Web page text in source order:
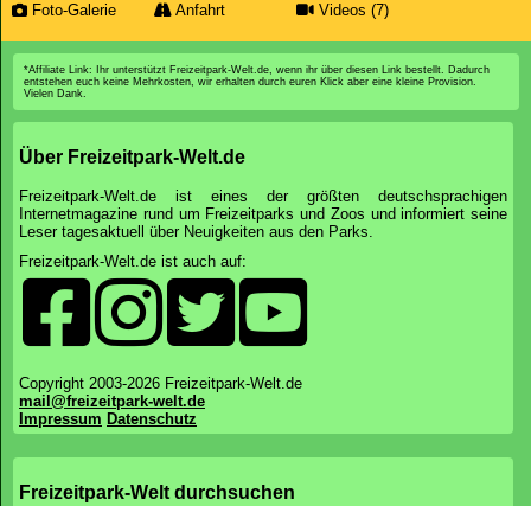
Foto-Galerie Anfahrt Videos (7)
*Affiliate Link: Ihr unterstützt Freizeitpark-Welt.de, wenn ihr über diesen Link bestellt. Dadurch
entstehen euch keine Mehrkosten, wir erhalten durch euren Klick aber eine kleine Provision.
Vielen Dank.
Über Freizeitpark-Welt.de
Freizeitpark-Welt.de ist eines der größten deutschsprachigen
Internetmagazine rund um Freizeitparks und Zoos und informiert seine
Leser tagesaktuell über Neuigkeiten aus den Parks.
Freizeitpark-Welt.de ist auch auf:
Copyright 2003-2026 Freizeitpark-Welt.de
mail@freizeitpark-welt.de
Impressum Datenschutz
Freizeitpark-Welt durchsuchen